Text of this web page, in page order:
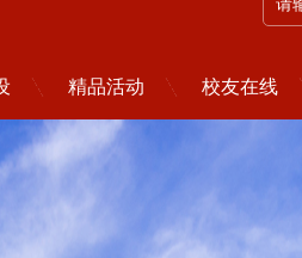
精品活动 校友在线